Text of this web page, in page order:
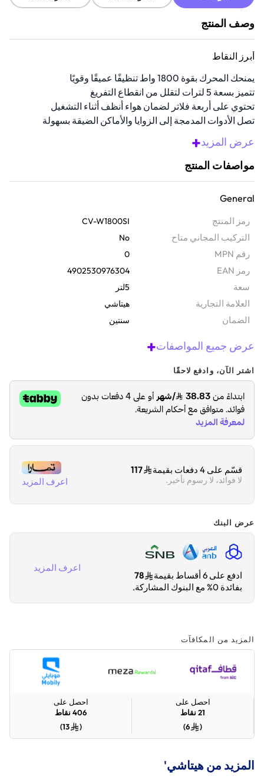
وصف المنتج
أبرز النقاط
يمنحك المحرك بقوة 1800 واط تنظيفًا عميقًا وقويًا
تتميز بسعة 5 لترات لتقلل من انقطاع التفريغ
تحتوي على أربعة فلاتر لضمان هواء أنظف أثناء التشغيل
تصل الأدوات المدمجة إلى الزوايا والأماكن الضيقة بسهولة
صنعت من مواد متينة لأداء يدوم طويلاً
نظف بفعالية مع هذه المكنسة الكهربائية المميزة : تأتي مع محرك بقوة
1800 واط و430 واط لقوة الشفط ستقوم بتنظيف السجاد، والبلاط،
والأرضيات الصلبة لضمان تنظيف عميق ستحظى بمنزل أنظف وأكثر صحة
تم تصميم هذه المكنسة لتجمع بين الكفاءة والراحة في الاستخدام تتميز
أنابيب تمديد بلاستيكية وأداة تنظيف الشقوق وفرشاة للغبار لتوفير تنظيف
متنوع وفعّال في المنزل
عرض المزيد+
مواصفات المنتج
General
رمز المنتج CV-W1800SI
التركيب المجاني متاح No
رقم MPN 0
رمز EAN 4902530976304
سعة 5لتر
‫العلامة التجارية هيتاشي
الضمان‬ سنتين
عرض جميع المواصفات+
اشتر الآن، وادفع لاحقًا
قسّم على 4 دفعات بقيمة 117
لا فوائد، لا رسوم تأخير. اعرف المزيد
عرض البنك
ادفع على 6 أقساط بقيمة
78
بفائدة 0% مع البنوك المشاركة.
اعرف المزيد
المزيد من المكافآت
احصل على
21 نقاط
(
6
)
احصل على
406 نقاط
(
13
)
المزيد من هيتاشي'